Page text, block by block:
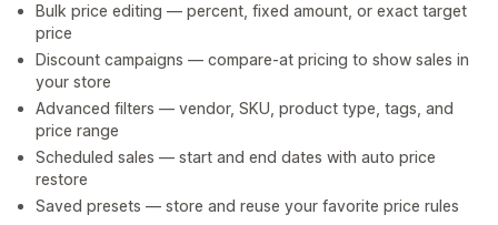
Bulk price editing — percent, fixed amount, or exact target
price
Discount campaigns — compare-at pricing to show sales in
your store
Advanced filters — vendor, SKU, product type, tags, and
price range
Scheduled sales — start and end dates with auto price
restore
Saved presets — store and reuse your favorite price rules